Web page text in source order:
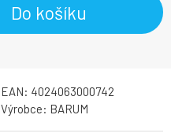
Do košíku
EAN: 4024063000742
Výrobce: BARUM